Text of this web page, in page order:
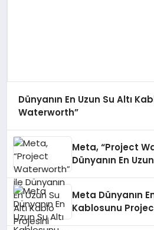
Dünyanın En Uzun Su Altı
Waterworth”
Meta, “Project
Dünyanın En
Meta Dünyanın
Kablosunu